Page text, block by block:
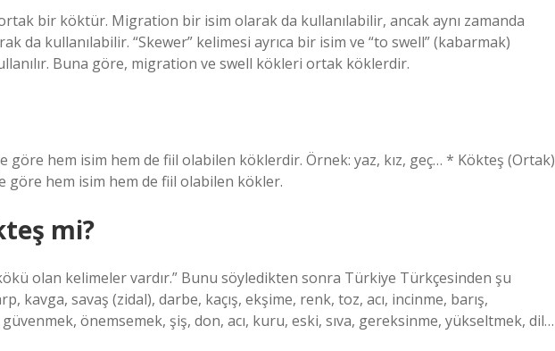
bir köktür. Migration bir isim olarak da kullanılabilir, ancak aynı zamanda
da kullanılabilir. “Skewer” kelimesi ayrıca bir isim ve “to swell” (kabarmak)
Buna göre, migration ve swell kökleri ortak köklerdir.
göre hem isim hem de fiil olabilen köklerdir. Örnek: yaz, kız, geç… * Kökteş (Ortak)
göre hem isim hem de fiil olabilen kökler.
mi?
olan kelimeler vardır.” Bunu söyledikten sonra Türkiye Türkçesinden şu
kavga, savaş (zidal), darbe, kaçış, ekşime, renk, toz, acı, incinme, barış,
önemsemek, şiş, don, acı, kuru, eski, sıva, gereksinme, yükseltmek, dil…